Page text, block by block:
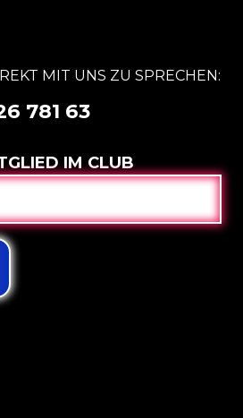
MIT UNS ZU SPRECHEN:
781 63
IM CLUB